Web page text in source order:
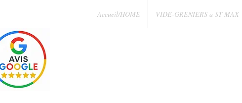
Accueil/HOME VIDE-GRENIERS a ST MAX